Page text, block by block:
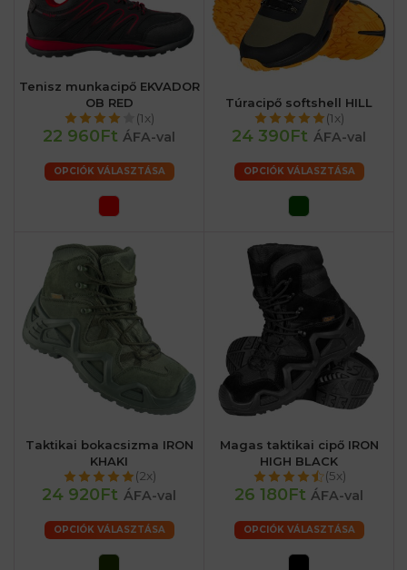
Tenisz munkacipő EKVADOR
OB RED
(1x)
22 960Ft ÁFA-val
OPCIÓK VÁLASZTÁSA
Túracipő softshell HILL
(1x)
24 390Ft ÁFA-val
OPCIÓK VÁLASZTÁSA
Taktikai bokacsizma IRON
KHAKI
(2x)
24 920Ft ÁFA-val
OPCIÓK VÁLASZTÁSA
Magas taktikai cipő IRON
HIGH BLACK
(5x)
26 180Ft ÁFA-val
OPCIÓK VÁLASZTÁSA